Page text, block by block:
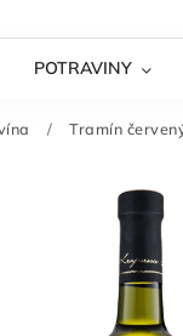
POTRAVINY
/ Tramín